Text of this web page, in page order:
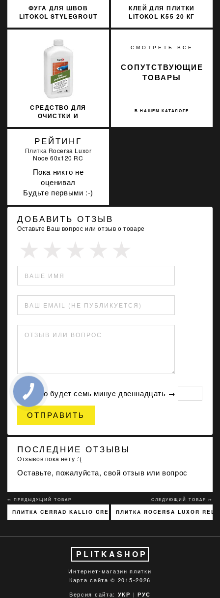
ФУГА ДЛЯ ШВОВ
LITOKOL STYLEGROUT
КЛЕЙ ДЛЯ ПЛИТКИ
LITOKOL K55 20 КГ
СРЕДСТВО ДЛЯ
ОЧИСТКИ И
СМОТРЕТЬ ВСЕ
В НАШЕМ КАТАЛОГЕ
СОПУТСТВУЮЩИЕ
ТОВАРЫ
РЕЙТИНГ
Плитка Rocersa Luxor
Noce 60x120 RC
Пока никто не
оценивал
Будьте первыми :-)
ДОБАВИТЬ ОТЗЫВ
Оставьте Ваш вопрос или отзыв о товаре
ВАШЕ ИМЯ
ВАШ EMAIL (НЕ ПУБЛИКУЕТСЯ)
ОТЗЫВ ИЛИ ВОПРОС
Сколько будет сeмь минуc двеннадцать →
ОТПРАВИТЬ
ПОСЛЕДНИЕ ОТЗЫВЫ
Отзывов пока нету :'(
Оставьте, пожалуйста, свой отзыв или вопрос
↢ ПРЕДЫДУЩИЙ ТОВАР
ПЛИТКА CERRAD KALLIO CREAM 3768 15X45
СЛЕДУЮЩИЙ ТОВАР ↣
ПЛИТКА ROCERSA LUXOR
PLITKASHOP
Интернет-магазин плитки
Карта сайта © 2015-2026
Версия сайта: УКР | РУС